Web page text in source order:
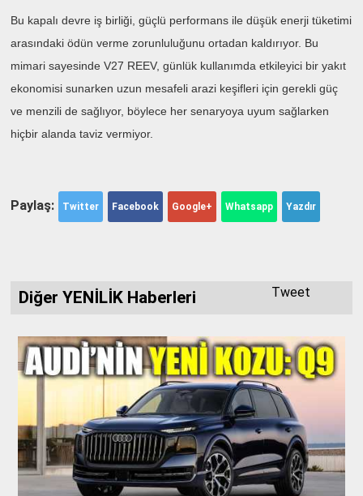
Bu kapalı devre iş birliği, güçlü performans ile düşük enerji tüketimi
arasındaki ödün verme zorunluluğunu ortadan kaldırıyor. Bu
mimari sayesinde V27 REEV, günlük kullanımda etkileyici bir yakıt
ekonomisi sunarken uzun mesafeli arazi keşifleri için gerekli güç
ve menzili de sağlıyor, böylece her senaryoya uyum sağlarken
hiçbir alanda taviz vermiyor.
Paylaş: Twitter Facebook Google+ Whatsapp Yazdır
Tweet
Diğer YENİLİK Haberleri